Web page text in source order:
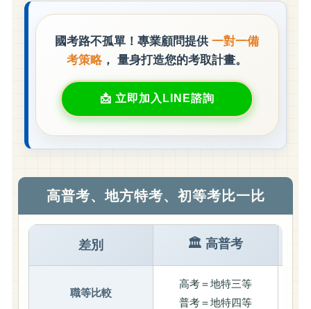
國考路不孤單！專業顧問提供一對一備
考策略， 量身打造您的考取計畫。
立即加入LINE諮詢
高普考、地方特考、初等考比一比
差別 🏛️ 高普考
職等比較
高考＝地特三等
普考＝地特四等